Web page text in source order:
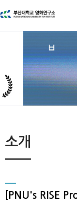
소개
[PNU's RISE